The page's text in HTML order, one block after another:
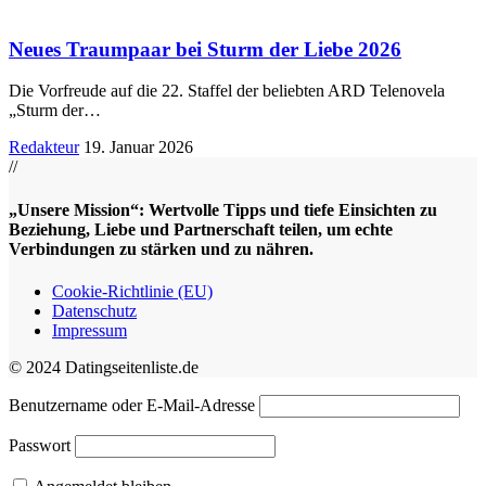
Neues Traumpaar bei Sturm der Liebe 2026
Die Vorfreude auf die 22. Staffel der beliebten ARD Telenovela
„Sturm der…
Redakteur 19. Januar 2026
//
„Unsere Mission“: Wertvolle Tipps und tiefe Einsichten zu
Beziehung, Liebe und Partnerschaft teilen, um echte
Verbindungen zu stärken und zu nähren.
Cookie-Richtlinie (EU)
Datenschutz
Impressum
© 2024 Datingseitenliste.de
Benutzername oder E-Mail-Adresse
Passwort